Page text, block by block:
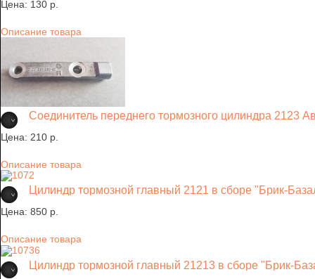
Цена: 130 p.
Описание товара
Соединитель переднего тормозного цилиндра 2123
Цена: 210 p.
Описание товара
Цилиндр тормозной главный 2121 в сборе "Брик-
Цена: 850 p.
Описание товара
Цилиндр тормозной главный 21213 в сборе "Брик-